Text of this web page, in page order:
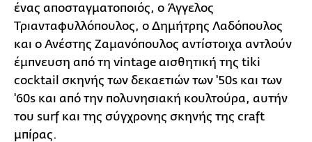
ένας αποσταγματοποιός, ο Άγγελος
Τριανταφυλλόπουλος, ο Δημήτρης Λαδόπουλος
και ο Ανέστης Ζαμανόπουλος αντίστοιχα αντλούν
έμπνευση από τη vintage αισθητική της tiki
cocktail σκηνής των δεκαετιών των '50s και των
'60s και από την πολυνησιακή κουλτούρα, αυτήν
του surf και της σύγχρονης σκηνής της craft
μπίρας.